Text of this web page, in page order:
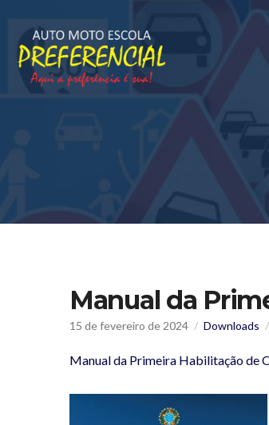
Manual da
15 de fevereiro de 2024 Downloads
Manual da Primeira Habilitação de